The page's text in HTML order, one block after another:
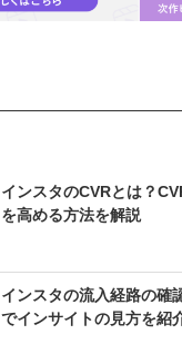
インスタのCVRとは？
を高める方法を解説
インスタの流入経路の確
でインサイトの見方を紹